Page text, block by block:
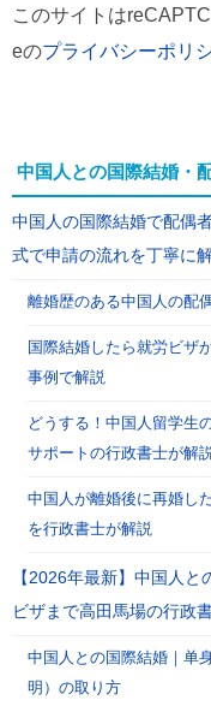
このサイトは
eのプライバシーポリ
中国人との国際結婚・
中国人の国際結婚で配偶
式で申請の流れを丁寧に
離婚歴のある中国人の配
国際結婚したら就労ビザ
事例で解説
どうする！中国人留学生
サポートの行政書士が解
中国人が離婚後に再婚し
を行政書士が解説
【2026年最新】中国人
ビザまで高田馬場の行政
中国人との国際結婚｜单
明）の取り方